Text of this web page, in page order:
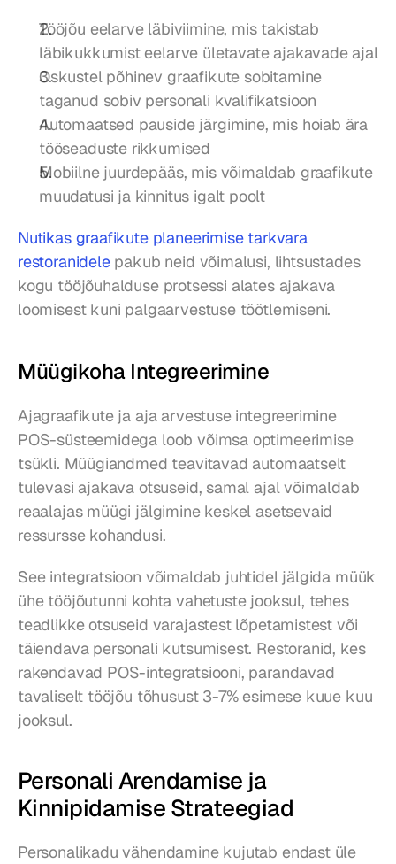
Tööjõu eelarve läbiviimine, mis takistab
läbikukkumist eelarve ületavate ajakavade ajal
Oskustel põhinev graafikute sobitamine
taganud sobiv personali kvalifikatsioon
Automaatsed pauside järgimine, mis hoiab ära
tööseaduste rikkumised
Mobiilne juurdepääs, mis võimaldab graafikute
muudatusi ja kinnitus igalt poolt
Nutikas graafikute planeerimise tarkvara
restoranidele pakub neid võimalusi, lihtsustades
kogu tööjõuhalduse protsessi alates ajakava
loomisest kuni palgaarvestuse töötlemiseni.
Müügikoha Integreerimine
Ajagraafikute ja aja arvestuse integreerimine
POS-süsteemidega loob võimsa optimeerimise
tsükli. Müügiandmed teavitavad automaatselt
tulevasi ajakava otsuseid, samal ajal võimaldab
reaalajas müügi jälgimine keskel asetsevaid
ressursse kohandusi.
See integratsioon võimaldab juhtidel jälgida müük
ühe tööjõutunni kohta vahetuste jooksul, tehes
teadlikke otsuseid varajastest lõpetamistest või
täiendava personali kutsumisest. Restoranid, kes
rakendavad POS-integratsiooni, parandavad
tavaliselt tööjõu tõhusust 3-7% esimese kuue kuu
jooksul.
Personali Arendamise ja
Kinnipidamise Strateegiad
Personalikadu vähendamine kujutab endast üle